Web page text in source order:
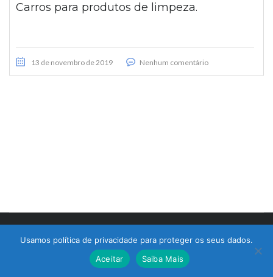
Carros para produtos de limpeza.
13 de novembro de 2019 Nenhum comentário
Usamos política de privacidade para proteger os seus dados.
Aceitar
Saiba Mais
Atendimento